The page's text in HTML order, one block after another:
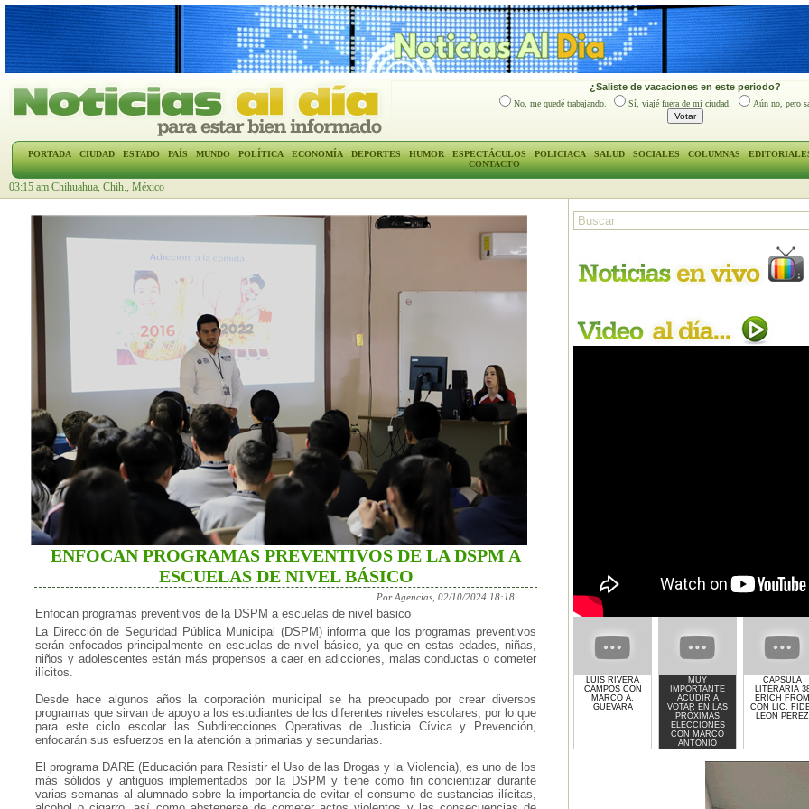
¿Saliste de vacaciones en este periodo?
No, me quedé trabajando. Sí, viajé fuera de mi ciudad. Aún no, pero
PORTADA CIUDAD ESTADO PAÍS MUNDO POLÍTICA ECONOMÍA DEPORTES HUMOR ESPECTÁCULOS POLICIACA SALUD SOCIALES COLUMNAS
CONTACTO
03:15 am Chihuahua, Chih., México
ENFOCAN PROGRAMAS PREVENTIVOS DE LA DSPM A
ESCUELAS DE NIVEL BÁSICO
Por Agencias, 02/10/2024 18:18
Enfocan programas preventivos de la DSPM a escuelas de nivel básico
La Dirección de Seguridad Pública Municipal (DSPM) informa que los programas preventivos
serán enfocados principalmente en escuelas de nivel básico, ya que en estas edades, niñas,
niños y adolescentes están más propensos a caer en adicciones, malas conductas o cometer
ilícitos.
Desde hace algunos años la corporación municipal se ha preocupado por crear diversos
programas que sirvan de apoyo a los estudiantes de los diferentes niveles escolares; por lo que
para este ciclo escolar las Subdirecciones Operativas de Justicia Cívica y Prevención,
enfocarán sus esfuerzos en la atención a primarias y secundarias.
El programa DARE (Educación para Resistir el Uso de las Drogas y la Violencia), es uno de los
más sólidos y antiguos implementados por la DSPM y tiene como fin concientizar durante
varias semanas al alumnado sobre la importancia de evitar el consumo de sustancias ilícitas,
LUIS RIVERA
CAMPOS CON
MARCO A.
GUEVARA
MUY
IMPORTANTE
ACUDIR A
VOTAR EN LAS
PRÓXIMAS
ELECCIONES
CON MARCO
ANTONIO
GUEVARA
CAPSULA
LITERARIA
ERICH FROM
CON LIC.
LEON PEREZ